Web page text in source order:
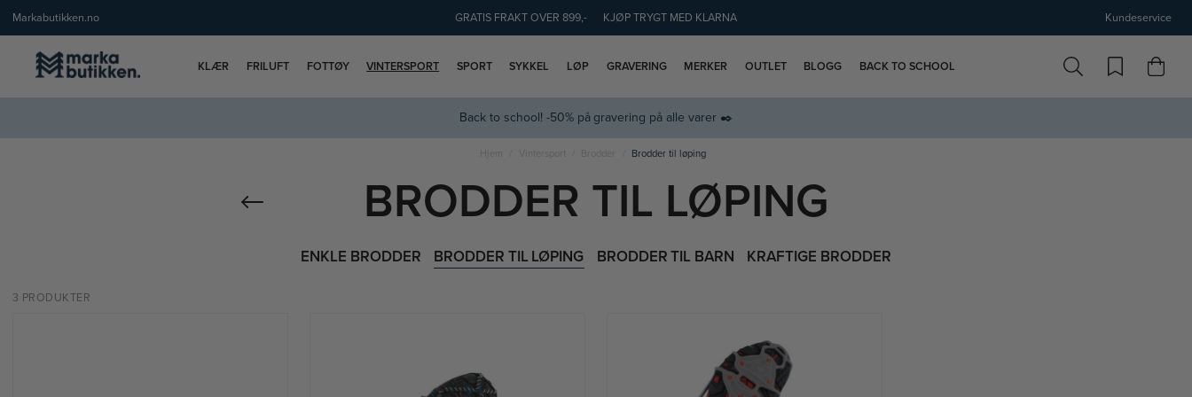
Markabutikken.no GRATIS FRAKT OVER 899,- KJØP TRYGT MED KLARNA Kundeservice
KLÆR FRILUFT FOTTØY VINTERSPORT SPORT SYKKEL LØP GRAVERING MERKER OUTLET BLOGG BACK TO SCHOOL
Back to school! -50% på gravering på alle varer ✒️
Hjem Vintersport Brodder Brodder til løping
BRODDER TIL LØPING
ENKLE BRODDER BRODDER TIL LØPING BRODDER TIL BARN KRAFTIGE BRODDER
3 PRODUKTER